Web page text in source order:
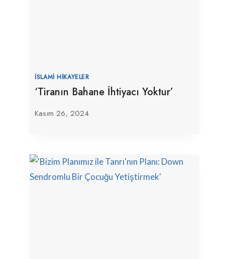
İSLAMI HIKAYELER
‘Tiranın Bahane İhtiyacı Yoktur’
Kasım 26, 2024